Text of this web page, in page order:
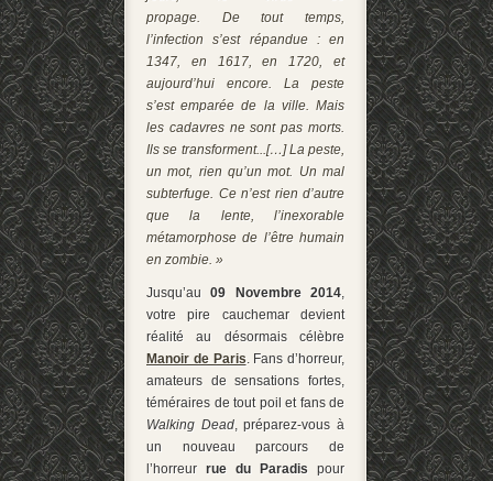
propage.
Detout temps,
l’infection s’est répandue
: en
1347, en 1617, en 1720, et
aujourd’hui encore. La peste
s’est emparée de la ville. Mais
les cadavres ne sont pas morts
Ils se transforment.. .[…]La peste,
un mot, rien qu’un mot. Un mal
subterfuge. Ce n’est rien d’autre
que la lente, l’inexorable
métamorphose de l’être humain
en zombie. »
Jusqu’au09 Novembre 2014
votre pire cauchemar devient
réalité au désormais célèbre
Manoir de Paris. Fans d’horreur,
amateurs de sensations fortes,
téméraires de tout poil et fans de
Walking Dead, préparez-vous à
un nouveau parcours de
l’horreur rue du Paradis pour